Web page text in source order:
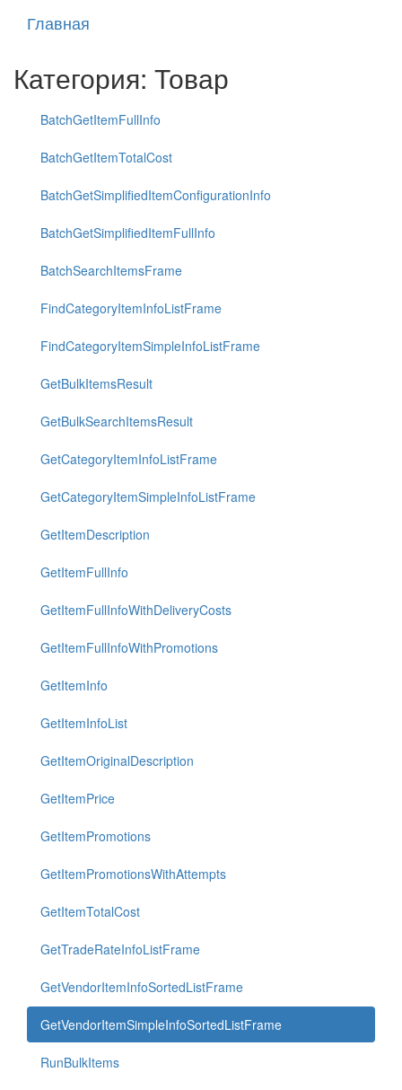
Главная
Категория: Товар
BatchGetItemFullInfo
BatchGetItemTotalCost
BatchGetSimplifiedItemConfigurationInfo
BatchGetSimplifiedItemFullInfo
BatchSearchItemsFrame
FindCategoryItemInfoListFrame
FindCategoryItemSimpleInfoListFrame
GetBulkItemsResult
GetBulkSearchItemsResult
GetCategoryItemInfoListFrame
GetCategoryItemSimpleInfoListFrame
GetItemDescription
GetItemFullInfo
GetItemFullInfoWithDeliveryCosts
GetItemFullInfoWithPromotions
GetItemInfo
GetItemInfoList
GetItemOriginalDescription
GetItemPrice
GetItemPromotions
GetItemPromotionsWithAttempts
GetItemTotalCost
GetTradeRateInfoListFrame
GetVendorItemInfoSortedListFrame
GetVendorItemSimpleInfoSortedListFrame
RunBulkItems